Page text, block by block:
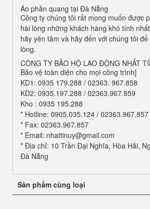
Áo phản quang tại Đà Nẵng
Công ty chúng tôi rất mong muốn được
hài lòng những khách hàng khó tính
hãy yên tâm và hãy đến với chúng tôi
lòng.
CÔNG TY BẢO HỘ LAO ĐỘNG NHẤT
Bảo vệ toàn diện cho mọi công trình]
KD1: 0935 179.288 / 02363. 967.858
KD2: 0935.197.288 / 02363.967.859
Kho : 0935 195.288
* Hotline: 0905.035.124 / 02363.967.857
* Fax: 02363.967.857
* Email: nhattinuy@gmail.com
* Địa chỉ: 10 Trần Đại Nghĩa, Hòa Hải,
Đà Nẵng
Sản phẩm cùng loại